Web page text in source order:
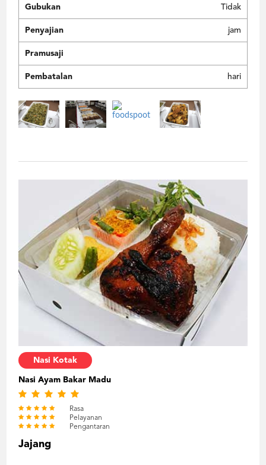
Gubukan Tidak
Penyajian jam
Pramusaji
Pembatalan hari
Nasi Kotak
Nasi Ayam Bakar Madu
Rasa
Pelayanan
Pengantaran
Jajang